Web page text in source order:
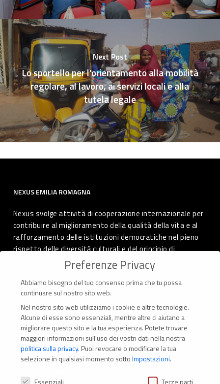
Next Post
Lo sportello per l'orientamento alla mobilità
regolare, al lavoro, ai servizi locali e alla
tutela legale
NEXUS EMILIA ROMAGNA
Nexus svolge attività di cooperazione internazionale per
contribuire al miglioramento della qualità della vita e al
rafforzamento delle istituzioni democratiche nel pieno
rispetto delle diversità culturali e del principio di
autodeterminazione dei popoli.
CONTATTI
Via Marconi 69 – 40122 Bologna (Italia)
Tel. +39 051 294 775
Preferenze Privacy
Abbiamo bisogno del tuo consenso prima che tu possa
continuare sul nostro sito web.
Nel nostro sito web utilizziamo i cookie e altre tecnologie.
Alcune di esse sono essenziali, mentre altre ci aiutano a
migliorare questo sito e la tua esperienza. Potete trovare
maggiori informazioni sull'uso dei vostri dati nella nostra
politica sulla privacy. Puoi revocare o modificare la tua
selezione in qualsiasi momento sottoImpostazioni.
Preferenze Privacy